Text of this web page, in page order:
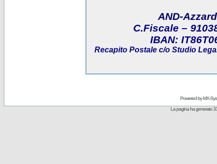
AND-
C.Fiscale –
IBAN:
Recapito Postale c/o Studio
Powered byMX-
La pagina ha generato